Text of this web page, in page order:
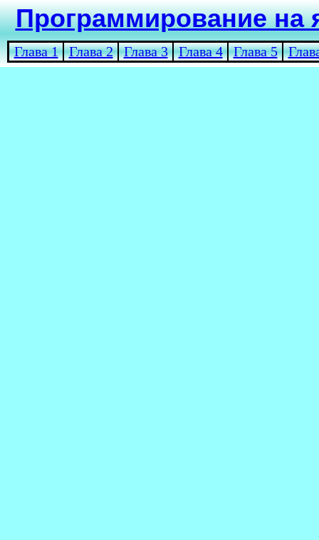
Программирование
Глава 1 Глава 2 Глава 3 Глава 4 Глава 5